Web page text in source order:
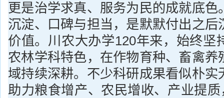
更是治学求真、服务为民的成就底色
沉淀、口碑与担当，是默默付出之后
价值。川农大办学120年来，始终坚
农林学科特色，在作物育种、畜禽养
域持续深耕。不少科研成果看似朴实
助力粮食增产、农民增收、产业提质